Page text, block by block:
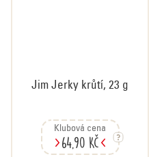
Jim Jerky krůtí, 23 g
Klubová cena
64,90 Kč